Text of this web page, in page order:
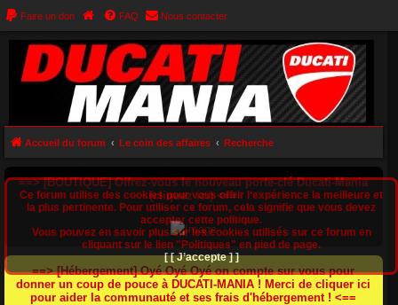
Faire un don FAQ Nous contacter
Accueil du forum Le coin des affaires Recherche
==> [BOUTIQUE] Offrez-vous le nouveau porte-clé Ducati-Mania
(cliquez ici) <==
==> [Hébergement] Oyé Oyé Oyé on compte sur vous pour
donner un coup de pouce à DUCATI-MANIA ! Merci de cliquer ici
pour aider la communauté et ses frais d'hébergement ! <==
Ce forum utilise des cookies pour vous offrir l‘expérience la meilleure et
la plus pertinente. Pour utiliser ce forum, cela signifie que vous devez
accepter cette politique.
Vous pouvez en savoir plus sur les cookies utilisés sur ce forum en
cliquant sur le lien "Politiques" en pied de page.
[ [ J’accepte ] ]